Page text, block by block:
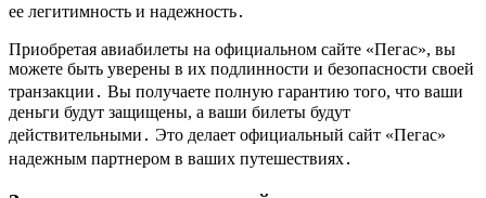
ее легитимность и надежность․
Приобретая авиабилеты на официальном сайте «Пегас», вы
можете быть уверены в их подлинности и безопасности своей
транзакции․ Вы получаете полную гарантию того, что ваши
деньги будут защищены, а ваши билеты будут
действительными․ Это делает официальный сайт «Пегас»
надежным партнером в ваших путешествиях․